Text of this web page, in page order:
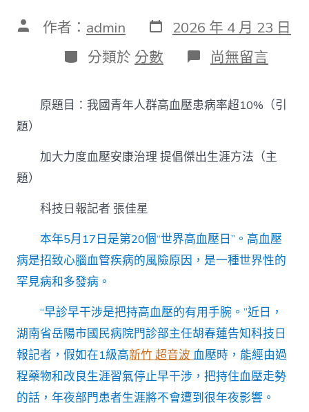
文 作者： admin 發
表
日
期
2026 年 4 月 23 日
分
類
分類於 分數 在
〈青
人
群
壓
患
加
大
力
壓
安
森
和
診
所
家
醫
尚無留言
原題目：我國青年人群高血壓患病率超10%（引
題）
加大力度血壓安康治理 提倡傑出生涯方法（主
題）
科技日報記者 張佳星
本年5月17日是第20個“世界高血壓日”。高血壓
病是招致心腦血管疾病的風險原因，是一種世界性的
罕見病和多發病。
“早診早干涉是把持高血壓的有用手腕。”近日，
湖南省岳陽市國民病院門診部主任胡春蓮告知科技日
報記者，假如在1級高新竹 超音波血壓時，能經由過
程藥物和改良生涯習氣停止早干涉，把持住血壓走勢
的話，年夜部門患者生涯將不會遭到很年夜影響。